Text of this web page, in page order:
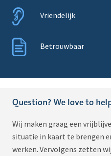
Vriendelijk
Betrouwbaar
Question? We love to
Wij maken graag een
situatie in kaart te brengen
werken. Vervolgens zetten